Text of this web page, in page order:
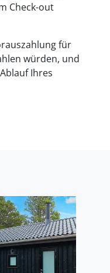
Check-out
für
würden, und
Ihres